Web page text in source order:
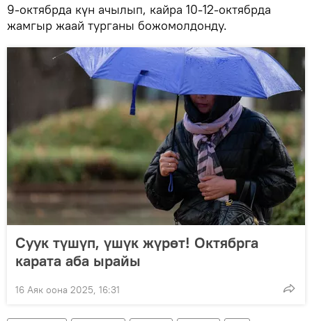
9-октябрда күн ачылып, кайра 10-12-октябрда
жамгыр жаай турганы божомолдонду.
Суук түшүп, үшүк жүрөт! Октябрга
карата аба ырайы
16 Аяк оона 2025, 16:31